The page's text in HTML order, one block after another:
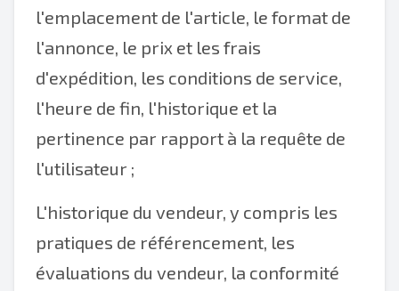
l'emplacement de l'article, le format de
l'annonce, le prix et les frais
d'expédition, les conditions de service,
l'heure de fin, l'historique et la
pertinence par rapport à la requête de
l'utilisateur ;
L'historique du vendeur, y compris les
pratiques de référencement, les
évaluations du vendeur, la conformité